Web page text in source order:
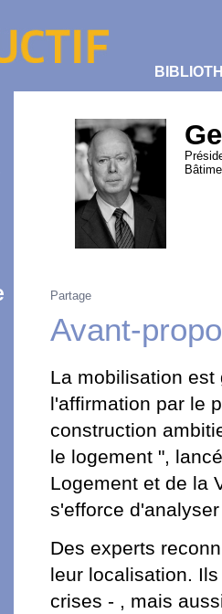
Partage
Avant-
La mobilisation est
l'affirmation par le
construction
le logement ",
Logement et de la
s'efforce
Des experts
leur localisation.
crises - , mais